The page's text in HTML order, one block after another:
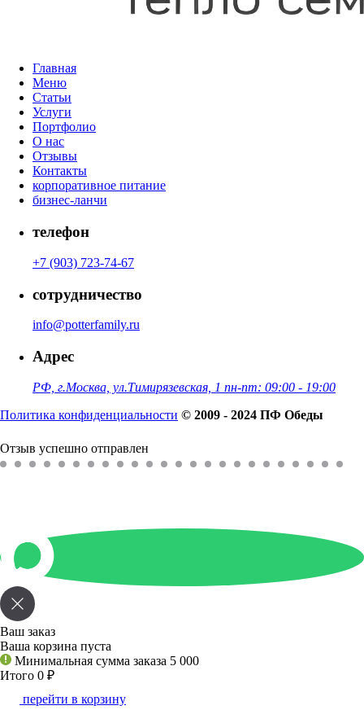
Главная
Меню
Статьи
Услуги
Портфолио
О нас
Отзывы
Контакты
корпоративное питание
бизнес-ланчи
телефон
+7 (903) 723-74-67
сотрудничество
info@potterfamily.ru
Адрес
РФ, г.Москва, ул.Тимирязевская, 1 пн-пт: 09:00 - 19:00
Политика конфиденциальности © 2009 - 2024 ПФ Обеды
Отзыв успешно отправлен
Ваш заказ
Ваша корзина пуста
Минимальная сумма заказа 5 000
Итого 0 ₽
перейти в корзину